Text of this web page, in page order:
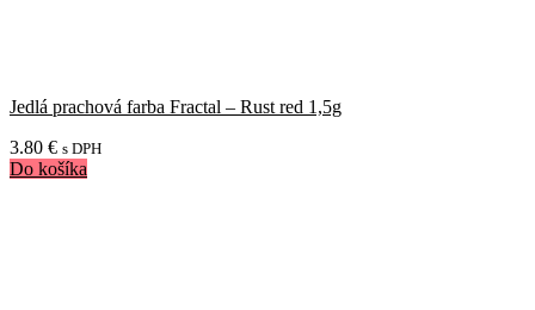
Jedlá prachová farba Fractal – Rust red 1,5g
3.80 € s DPH
Do košíka